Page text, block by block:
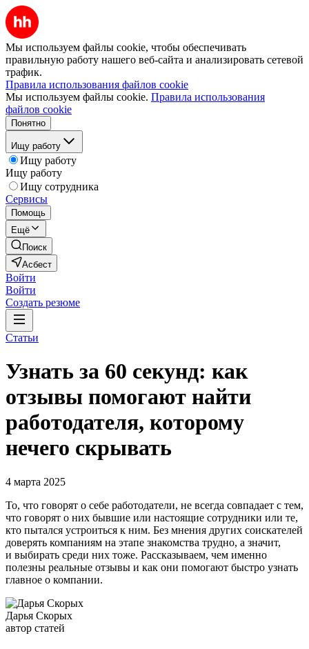
Мы используем файлы cookie, чтобы обеспечивать
правильную работу нашего веб-сайта и анализировать сетевой
трафик.
Правила использования файлов cookie
Мы используем файлы cookie. Правила использования
файлов cookie
Понятно
Ищу работу
Ищу работу
Ищу работу
Ищу сотрудника
Сервисы
Помощь
Ещё
Поиск
Асбест
Войти
Войти
Создать резюме
Статьи
Узнать за 60 секунд: как
отзывы помогают найти
работодателя, которому
нечего скрывать
4 марта 2025
То, что говорят о себе работодатели, не всегда совпадает с тем,
что говорят о них бывшие или настоящие сотрудники или те,
кто пытался устроиться к ним. Без мнения других соискателей
доверять компаниям на этапе знакомства трудно, а значит,
и выбирать среди них тоже. Рассказываем, чем именно
полезны реальные отзывы и как они помогают быстро узнать
главное о компании.
Дарья Скорых
автор статей